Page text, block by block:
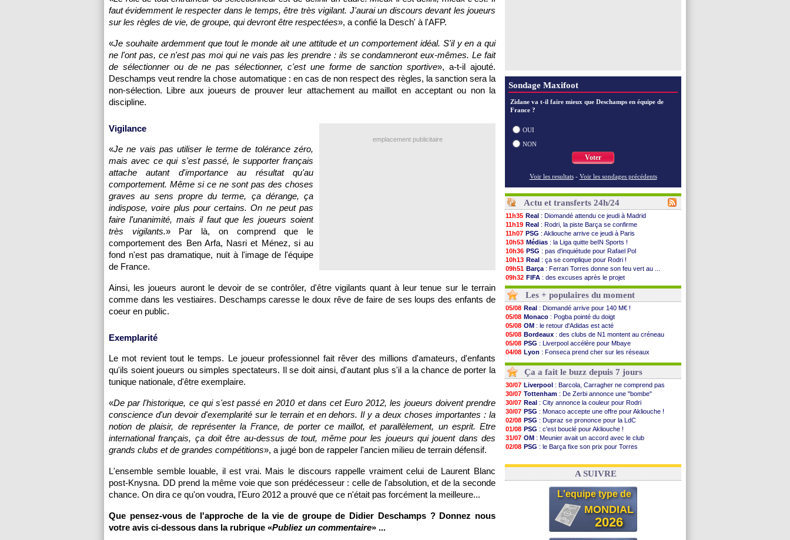
faut évidemment le respecter dans le temps, être très vigilant. J'aurai un discours devant les joueurs
sur les règles de vie, de groupe, qui devront être respectées», a confié la Desch' à l'AFP.
«Je souhaite ardemment que tout le monde ait une attitude et un comportement idéal. S'il y en a qui
ne l'ont pas, ce n'est pas moi qui ne vais pas les prendre : ils se condamneront eux-mêmes. Le fait
de sélectionner ou de ne pas sélectionner, c'est une forme de sanction sportive», a-t-il ajouté.
Deschamps veut rendre la chose automatique : en cas de non respect des règles, la sanction sera la
non-sélection. Libre aux joueurs de prouver leur attachement au maillot en acceptant ou non la
discipline.
emplacement publicitaire
Vigilance
«Je ne vais pas utiliser le terme de tolérance zéro,
mais avec ce qui s'est passé, le supporter français
attache autant d'importance au résultat qu'au
comportement. Même si ce ne sont pas des choses
graves au sens propre du terme, ça dérange, ça
indispose, voire plus pour certains. On ne peut pas
faire l'unanimité, mais il faut que les joueurs soient
très vigilants.» Par là, on comprend que le
comportement des Ben Arfa, Nasri et Ménez, si au
fond n'est pas dramatique, nuit à l'image de l'équipe
de France.
Ainsi, les joueurs auront le devoir de se contrôler, d'être vigilants quant à leur tenue sur le terrain
comme dans les vestiaires. Deschamps caresse le doux rêve de faire de ses loups des enfants de
coeur en public.
Exemplarité
Le mot revient tout le temps. Le joueur professionnel fait rêver des millions d'amateurs, d'enfants
qu'ils soient joueurs ou simples spectateurs. Il se doit ainsi, d'autant plus s'il a la chance de porter la
tunique nationale, d'être exemplaire.
«De par l'historique, ce qui s'est passé en 2010 et dans cet Euro 2012, les joueurs doivent prendre
conscience d'un devoir d'exemplarité sur le terrain et en dehors. Il y a deux choses importantes : la
notion de plaisir, de représenter la France, de porter ce maillot, et parallèlement, un esprit. Etre
international français, ça doit être au-dessus de tout, même pour les joueurs qui jouent dans des
grands clubs et de grandes compétitions», a jugé bon de rappeler l'ancien milieu de terrain défensif.
L'ensemble semble louable, il est vrai. Mais le discours rappelle vraiment celui de Laurent Blanc
post-Knysna. DD prend la même voie que son prédécesseur : celle de l'absolution, et de la seconde
chance. On dira ce qu'on voudra, l'Euro 2012 a prouvé que ce n'était pas forcément la meilleure...
Que pensez-vous de l'approche de la vie de groupe de Didier Deschamps ? Donnez nous
votre avis ci-dessous dans la rubrique «Publiez un commentaire» ...
Sondage Maxifoot
Zidane va t-il faire mieux que Deschamps en équipe de
France ?
OUI
NON
Voter
Voir les resultats - Voir les sondages précédents
Actu et transferts 24h/24
11h35 Real : Diomandé attendu ce jeudi à Madrid
11h19 Real : Rodri, la piste Barça se confirme
11h07 PSG : Akliouche arrive ce jeudi à Paris
10h53 Médias : la Liga quitte beIN Sports !
10h36 PSG : pas d'inquiétude pour Rafael Pol
10h13 Real : ça se complique pour Rodri !
09h51 Barça : Ferran Torres donne son feu vert au ...
09h32 FIFA : des excuses après le projet
09h11 Abha: c'est fait pour Fekir (officiel)
08h57
Real : réponse imminente de Vinicius
08h39 Arsenal: Nørgaard transféré à Everton (off.)
08h22
Al-Ahli: Deschamps a discuté !
00h06
PSG: Luis Enrique satisfait malgré tout
05/08 Monaco: Pogba pointé du doigt
05/08 Rennes: Zabiri n'est pas fan de la L1
05/08 Rennes: une offre de Fulham pour Aït Boudlal
05/08 VIDEO: Thomasson et Cresswell réconciliés
05/08 Dunkerque: Nzonzi avait des pistes en L1
05/08
Lyon: Mangala sur le départ
05/08 Amical: Arsenal s'incline face au Real Betis
05/08 Amical: lourde défaite pour le PSG
05/08 Man City: Maresca flou pour Reijnders
05/08 LdC : Fenerbahçe prend une belle option
05/08 Al-Diriyah: Mbemba arrive libre (officiel)
Voir les brèves précédentes
Les + populaires du moment
05/08 Real : Diomandé arrive pour 140 M€ !
05/08 Monaco : Pogba pointé du doigt
05/08 OM : le retour d'Adidas est acté
05/08 Bordeaux : des clubs de N1 montent au créneau
05/08 PSG : Liverpool accélère pour Mbaye
04/08 Lyon : Fonseca prend cher sur les réseaux
04/08
EdF : Infantino complimente Mbappé
Ça a fait le buzz depuis 7 jours
30/07 Liverpool : Barcola, Carragher ne comprend pas
30/07 Tottenham : De Zerbi annonce une "bombe"
30/07 Real : City annonce la couleur pour Rodri
30/07 PSG : Monaco accepte une offre pour Akliouche !
02/08 PSG : Dupraz se prononce pour la LdC
01/08 PSG : c'est bouclé pour Akliouche !
31/07 OM : Meunier avait un accord avec le club
02/08 PSG : le Barça fixe son prix pour Torres
03/08 FIFA: Infantino sollicite Trump
A SUIVRE
L'equipe type de
MONDIAL
2026